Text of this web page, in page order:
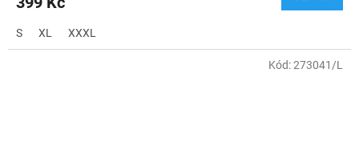
S XL XXXL
Kód:273041/L